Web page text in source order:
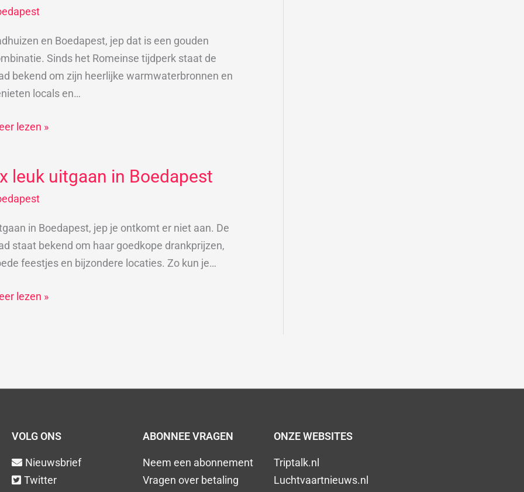
en Boedapest, jep dat is een gouden
Sinds het Romeinse tijdperk staat de
bekend om zijn heerlijke warmwaterbronnen en
locals en…
lezen »
leuk uitgaan in Boedapest
in Boedapest, jep je ontkomt er niet aan. De
staat bekend om haar goedkope drankprijzen,
feestjes en bijzondere locaties. Zo kun je…
lezen »
VOLG ONS
Nieuwsbrief
Twitter
ABONNEE VRAGEN
Neem een abonnement
Vragen over betaling
ONZE WEBSITES
Triptalk.nl
Luchtvaartnieuws.nl